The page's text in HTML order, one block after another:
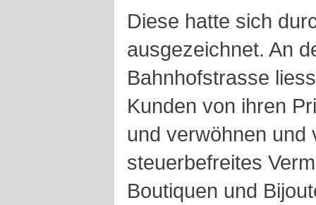
Diese hatte sich
ausgezeichnet. An
Bahnhofstrasse
Kunden von ihren
und verwöhnen und
steuerbefreites
Boutiquen und